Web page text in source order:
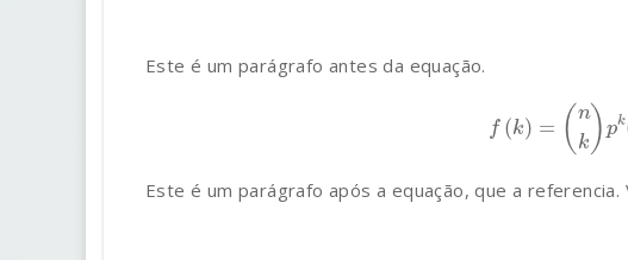
Este é um parágrafo antes da equação.
nk)
Este é um parágrafo após a equação, que a referencia.